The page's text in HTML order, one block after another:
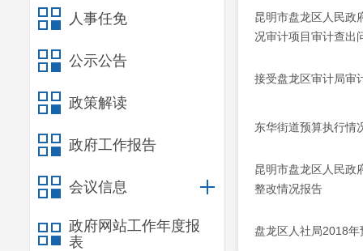
人事任免
公示公告
政策解读
政府工作报告
会议信息
政府网站工作年度报
表
昆明市盘龙区人民政
况审计项目审计查出
接受盘龙区审计局审
东华街道预算执行情
昆明市盘龙区人民政
整改情况报告
盘龙区人社局2018